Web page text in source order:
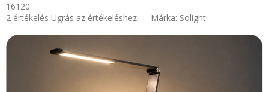
16120
A
átlagos
2 értékelés Ugrás az értékeléshez Márka: Solight